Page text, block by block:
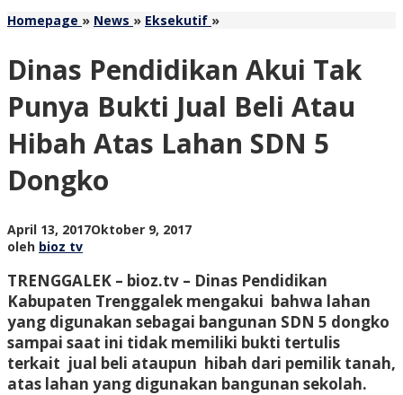
Homepage » News » Eksekutif »Dinas
Tak
Bukti
Jual
Beli
Atau
Dinas Pendidikan Akui Tak
Punya Bukti Jual Beli Atau
Hibah Atas Lahan SDN 5
Dongko
April 13, 2017Oktober 9, 2017oleh
oleh bioz tv
TRENGGALEK – bioz.tv – Dinas Pendidikan
Kabupaten Trenggalek mengakui bahwa lahan
yang digunakan sebagai bangunan SDN 5 dongko
sampai saat ini tidak memiliki bukti tertulis
terkait jual beli ataupun hibah dari pemilik tanah,
atas lahan yang digunakan bangunan sekolah.